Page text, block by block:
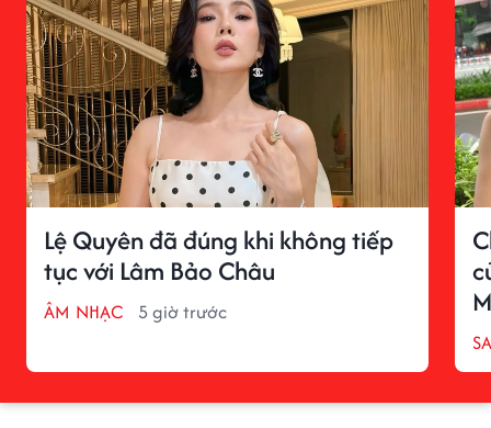
Lệ Quyên đã đúng khi không tiếp
tục với Lâm Bảo Châu
ÂM NHẠC 5 giờ trước